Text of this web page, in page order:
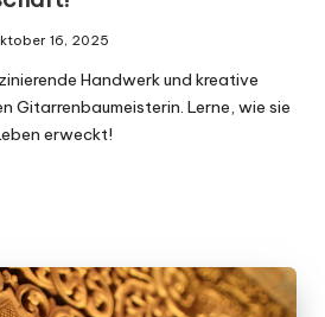
16, 2025
Handwerk und kreative
Gitarrenbaumeisterin. Lerne, wie sie
erweckt!